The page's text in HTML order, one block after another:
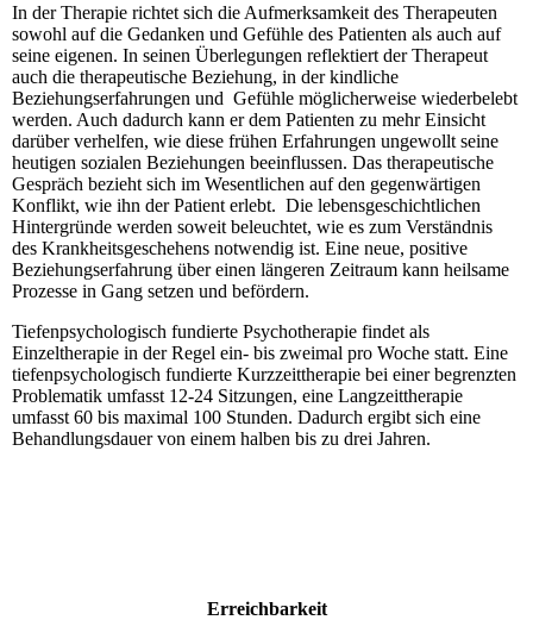
In der Therapie richtet sich die Aufmerksamkeit des Therapeuten
sowohl auf die Gedanken und Gefühle des Patienten als auch auf
seine eigenen. In seinen Überlegungen reflektiert der Therapeut
auch die therapeutische Beziehung, in der kindliche
Beziehungserfahrungen und Gefühle möglicherweise wiederbelebt
werden. Auch dadurch kann er dem Patienten zu mehr Einsicht
darüber verhelfen, wie diese frühen Erfahrungen ungewollt seine
heutigen sozialen Beziehungen beeinflussen. Das therapeutische
Gespräch bezieht sich im Wesentlichen auf den gegenwärtigen
Konflikt, wie ihn der Patient erlebt. Die le­bens­ge­schicht­lichen
Hintergründe werden soweit beleuchtet, wie es zum Verständnis
des Krankheitsgeschehens notwendig ist. Eine neue, positive
Beziehungserfahrung über einen längeren Zeitraum kann heilsame
Prozesse in Gang setzen und befördern.
Tiefenpsychologisch fundierte Psychotherapie findet als
Einzeltherapie in der Regel ein- bis zweimal pro Woche statt. Eine
tiefenpsychologisch fundierte Kurzzeittherapie bei einer begrenzten
Problematik umfasst 12-24 Sitzungen, eine Lang­zeit­the­rapie
umfasst 60 bis maximal 100 Stunden. Dadurch ergibt sich eine
Behandlungsdauer von einem halben bis zu drei Jahren.
Erreichbarkeit